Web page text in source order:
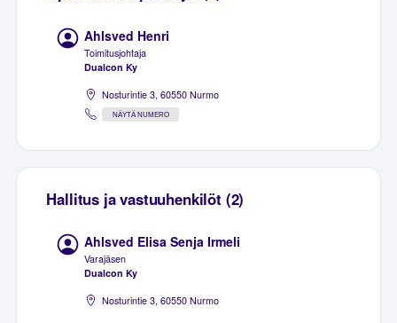
Ahlsved Henri
Toimitusjohtaja
Dualcon Ky
Nosturintie 3, 60550 Nurmo
NÄYTÄ NUMERO
Hallitus ja vastuuhenkilöt (2)
Ahlsved Elisa Senja Irmeli
Varajäsen
Dualcon Ky
Nosturintie 3, 60550 Nurmo